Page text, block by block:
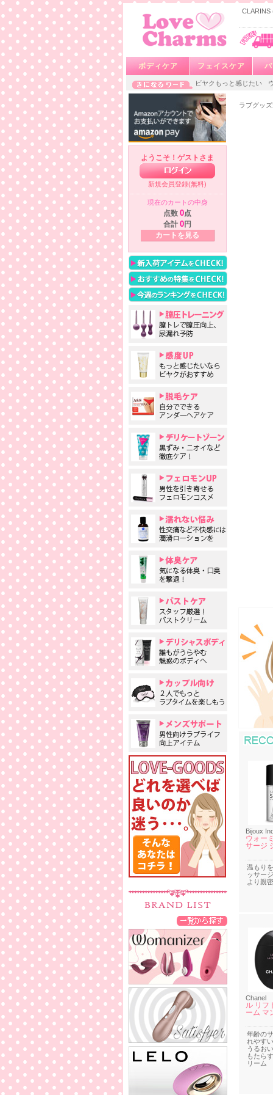
CLARINS
ボディケア フェイスケア
ビヤクもっと感じたい
ようこそ！ゲストさま
新規会員登録(無料)
現在のカートの中身
点数 0点
合計 0円
カートを見る
ラブグッ
Bijoux
ウォー
サージ
温もり
ッサー
より親
Chanel
ル リフ
ーム マ
年齢の
れやす
うるお
もたら
リーム